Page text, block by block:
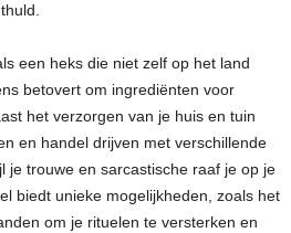
een heks die niet zelf op het land
betovert om ingrediënten voor
het verzorgen van je huis en tuin
en handel drijven met verschillende
je trouwe en sarcastische raaf je op je
biedt unieke mogelijkheden, zoals het
om je rituelen te versterken en